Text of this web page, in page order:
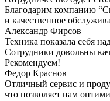
Благодарим компанию
и качественное
Александр Фирсов
Техника показала себя
Сотрудники довольны
Рекомендуем!
Федор Краснов
Отличный сервис и
что позволяет нам